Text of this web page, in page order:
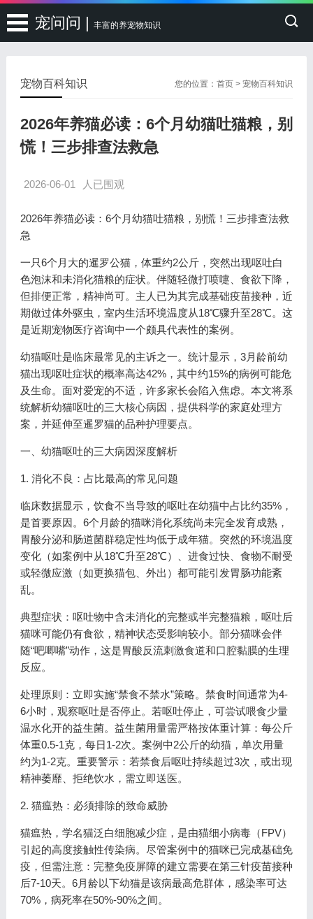
宠问问 | 丰富的养宠物知识
您的位置：首页 >宠物百科知识
宠物百科知识
2026年养猫必读：6个月幼猫吐猫粮，别
慌！三步排查法救急
2026-06-01 人已围观
2026年养猫必读：6个月幼猫吐猫粮，别慌！三步排查法救
急
一只6个月大的暹罗公猫，体重约2公斤，突然出现呕吐白
色泡沫和未消化猫粮的症状。伴随轻微打喷嚏、食欲下降，
但排便正常，精神尚可。主人已为其完成基础疫苗接种，近
期做过体外驱虫，室内生活环境温度从18℃骤升至28℃。这
是近期宠物医疗咨询中一个颇具代表性的案例。
幼猫呕吐是临床最常见的主诉之一。统计显示，3月龄前幼
猫出现呕吐症状的概率高达42%，其中约15%的病例可能危
及生命。面对爱宠的不适，许多家长会陷入焦虑。本文将系
统解析幼猫呕吐的三大核心病因，提供科学的家庭处理方
案，并延伸至暹罗猫的品种护理要点。
一、幼猫呕吐的三大病因深度解析
1. 消化不良：占比最高的常见问题
临床数据显示，饮食不当导致的呕吐在幼猫中占比约35%，
是首要原因。6个月龄的猫咪消化系统尚未完全发育成熟，
胃酸分泌和肠道菌群稳定性均低于成年猫。突然的环境温度
变化（如案例中从18℃升至28℃）、进食过快、食物不耐受
或轻微应激（如更换猫包、外出）都可能引发胃肠功能紊
乱。
典型症状：呕吐物中含未消化的完整或半完整猫粮，呕吐后
猫咪可能仍有食欲，精神状态受影响较小。部分猫咪会伴
随“吧唧嘴”动作，这是胃酸反流刺激食道和口腔黏膜的生理
反应。
处理原则：立即实施“禁食不禁水”策略。禁食时间通常为4-
6小时，观察呕吐是否停止。若呕吐停止，可尝试喂食少量
温水化开的益生菌。益生菌用量需严格按体重计算：每公斤
体重0.5-1克，每日1-2次。案例中2公斤的幼猫，单次用量
约为1-2克。重要警示：若禁食后呕吐持续超过3次，或出现
精神萎靡、拒绝饮水，需立即送医。
2. 猫瘟热：必须排除的致命威胁
猫瘟热，学名猫泛白细胞减少症，是由猫细小病毒（FPV）
引起的高度接触性传染病。尽管案例中的猫咪已完成基础免
疫，但需注意：完整免疫屏障的建立需要在第三针疫苗接种
后7-10天。6月龄以下幼猫是该病最高危群体，感染率可达
70%，病死率在50%-90%之间。